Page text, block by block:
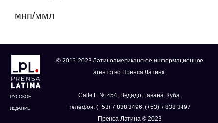
мнп/ммл
РУССКОЕ
ИЗДАНИЕ
© 2016-2023 Латиноамериканское информационное
агентство Пренса Латина.
Calle E № 454, Ведадо, Гавана, Куба.
телефон: (+53) 7 838 3496, (+53) 7 838 3497
Пренса Латина © 2023